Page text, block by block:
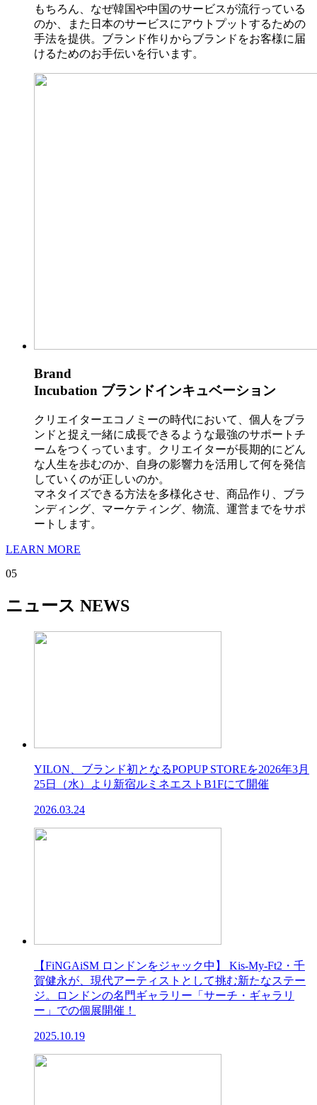
もちろん、なぜ韓国や中国のサービスが流行っている
のか、また日本のサービスにアウトプットするための
手法を提供。ブランド作りからブランドをお客様に届
けるためのお手伝いを行います。
Brand
Incubation ブランドインキュベーション
クリエイターエコノミーの時代において、個人をブラ
ンドと捉え一緒に成長できるような最強のサポートチ
ームをつくっています。クリエイターが長期的にどん
な人生を歩むのか、自身の影響力を活用して何を発信
していくのが正しいのか。
マネタイズできる方法を多様化させ、商品作り、ブラ
ンディング、マーケティング、物流、運営までをサポ
ートします。
LEARN MORE
05
ニュース NEWS
YILON、ブランド初となるPOPUP STOREを2026年3月
25日（水）より新宿ルミネエストB1Fにて開催
2026.03.24
【FiNGAiSM ロンドンをジャック中】 Kis-My-Ft2・千
賀健永が、現代アーティストとして挑む新たなステー
ジ。ロンドンの名門ギャラリー「サーチ・ギャラリ
ー」での個展開催！
2025.10.19